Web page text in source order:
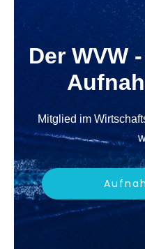
Der WVW
Mitglied im